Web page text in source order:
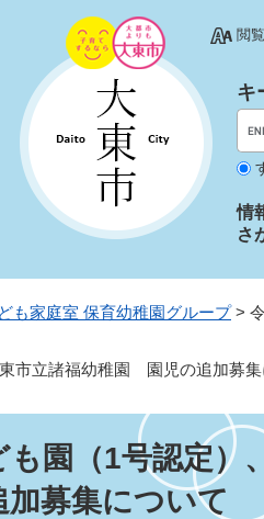
閲
キ
情
さ
も家庭室 保育幼稚園グループ >
市立諸福幼稚園 園児の追加募集
園（1号認定）、
募集について